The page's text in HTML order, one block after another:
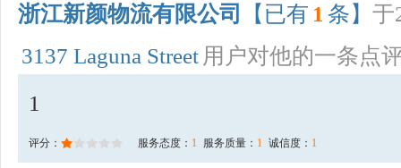
浙江新颜物流有限公司 【已有 1 条】 于
3137 Laguna Street 用户对他的一条点
1
评分： 服务态度： 1 服务质量： 1 诚信度： 1